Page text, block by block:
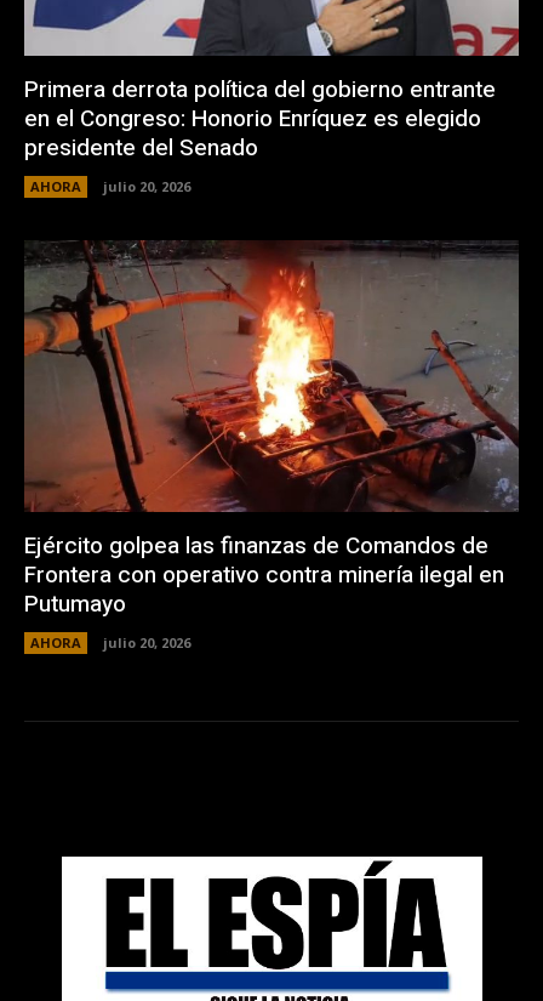
Primera derrota política del gobierno entrante
en el Congreso: Honorio Enríquez es elegido
presidente del Senado
AHORA julio 20, 2026
Ejército golpea las finanzas de Comandos de
Frontera con operativo contra minería ilegal en
Putumayo
AHORA julio 20, 2026